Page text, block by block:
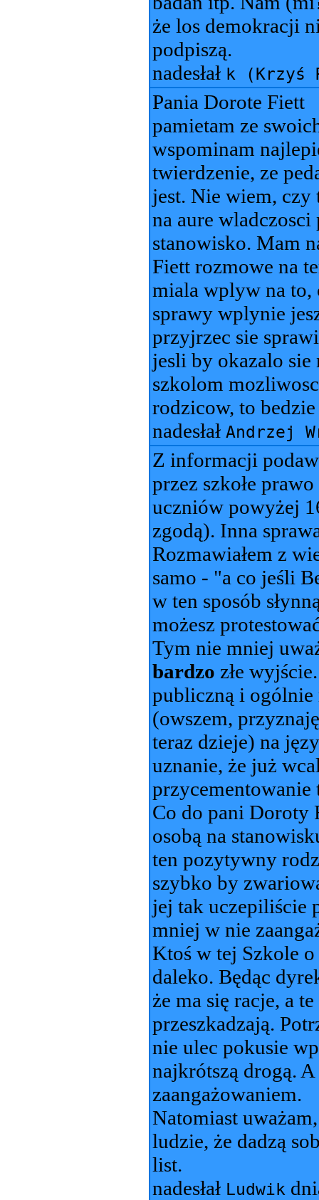
że los demokracji
podpiszą.
nadesłał k (Krzyś
Pania Dorote Fiett
pamietam ze
wspominam
twierdzenie, ze
jest. Nie wiem,
na aure
stanowisko. Mam
Fiett rozmowe na
miala wplyw na to,
sprawy wplynie
przyjrzec sie
jesli by okazalo
szkolom
rodzicow, to
nadesłał Andrzej
Z informacji
przez szkołe
uczniów powyżej
zgodą). Inna
Rozmawiałem z
samo - "a co jeśli
w ten sposób
możesz
Tym nie mniej
bardzo złe
publiczną i ogólnie
(owszem,
teraz dzieje) na
uznanie, że już
Co do pani Doroty
osobą na
ten pozytywny
szybko by
jej tak uczepiliście
mniej w nie
Ktoś w tej Szkole o
daleko. Będąc
że ma się racje, a
przeszkadzają.
nie ulec pokusie
najkrótszą drogą.
zaangażowaniem.
Natomiast
ludzie, że dadzą
list.
nadesłał Ludwik